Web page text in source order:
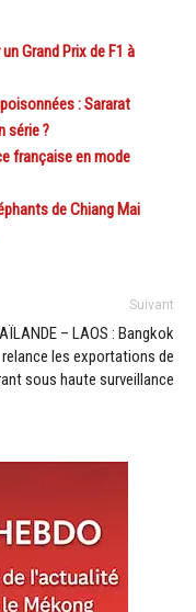
Grand Prix de F1 à
: Sararat
série ?
française en mode
de Chiang Mai
Suivant
– LAOS : Bangkok
relance les exportations de
sous haute surveillance